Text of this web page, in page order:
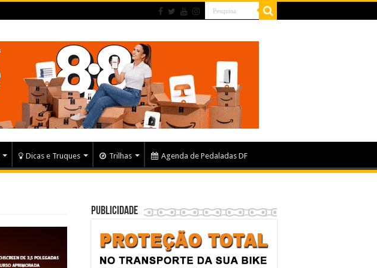
Dicas e Truques Trilhas Agenda de Pedaladas DF
Publicidade